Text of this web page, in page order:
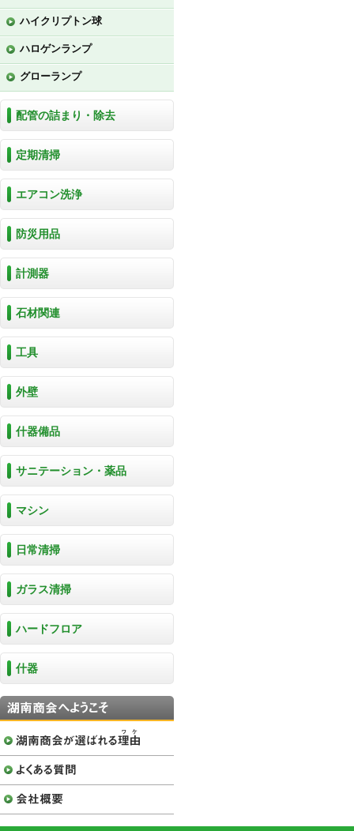
ハイクリプトン球
ハロゲンランプ
グローランプ
配管の詰まり・除去
定期清掃
エアコン洗浄
防災用品
計測器
石材関連
工具
外壁
什器備品
サニテーション・薬品
マシン
日常清掃
ガラス清掃
ハードフロア
什器